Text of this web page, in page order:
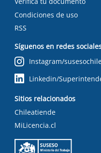
Condiciones de uso
RSS
Síguenos en redes
Instagram/
Linkedin/
Sitios relacionados
Chileatiende
MiLicencia.cl